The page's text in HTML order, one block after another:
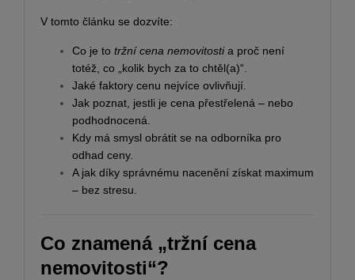
V tomto článku se dozvíte:
Co je to tržní cena nemovitostia proč není
totéž, co „kolik bych za to chtěl(a)“.
Jaké faktory cenu nejvíce ovlivňují.
Jak poznat, jestli je cena přestřelená – nebo
podhodnocená.
Kdy má smysl obrátit se na odborníka pro
odhad ceny.
A jak díky správnému nacenění získat maximum
– bez stresu.
Co znamená „tržní cena
nemovitosti“?